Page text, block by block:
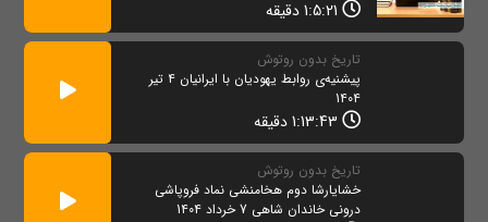
تاریخ بدون روتوش
پیشنیه‌ی روابط يهوديان با ایرانیان 4 تیر
1404
تاریخ بدون روتوش
خشایارشا دوم هخامنشی نماد فروپاشی
درونی خاندان شاهی 7 خرداد 1404